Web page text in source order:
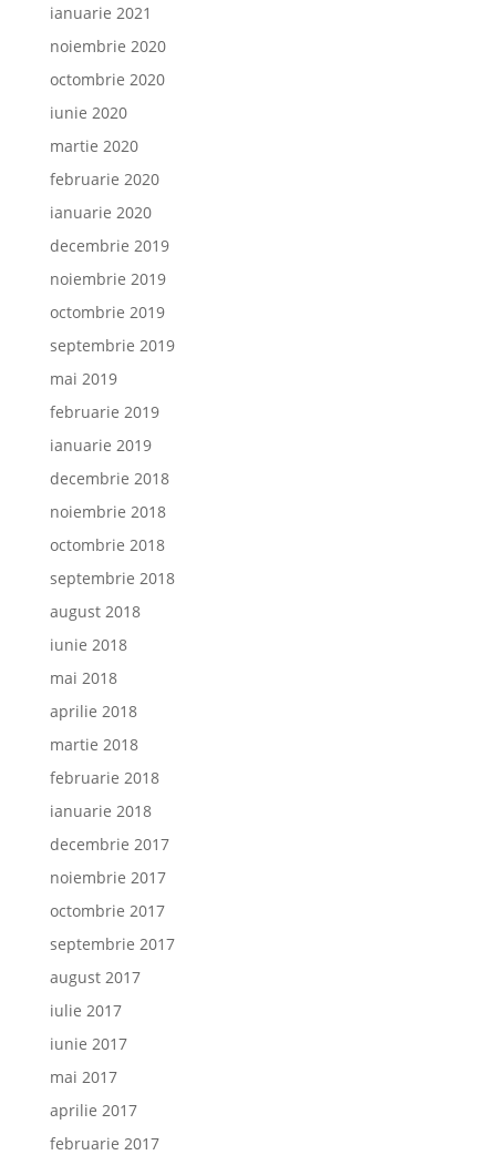
ianuarie 2021
noiembrie 2020
octombrie 2020
iunie 2020
martie 2020
februarie 2020
ianuarie 2020
decembrie 2019
noiembrie 2019
octombrie 2019
septembrie 2019
mai 2019
februarie 2019
ianuarie 2019
decembrie 2018
noiembrie 2018
octombrie 2018
septembrie 2018
august 2018
iunie 2018
mai 2018
aprilie 2018
martie 2018
februarie 2018
ianuarie 2018
decembrie 2017
noiembrie 2017
octombrie 2017
septembrie 2017
august 2017
iulie 2017
iunie 2017
mai 2017
aprilie 2017
februarie 2017